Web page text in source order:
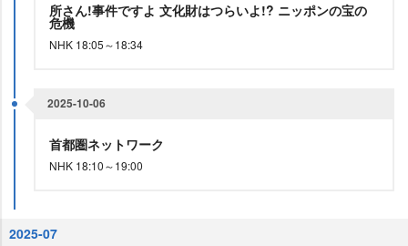
所さん!事件ですよ 文化財はつらいよ!? ニッポンの宝の
危機
NHK 18:05～18:34
2025-10-06
首都圏ネットワーク
NHK 18:10～19:00
2025-07